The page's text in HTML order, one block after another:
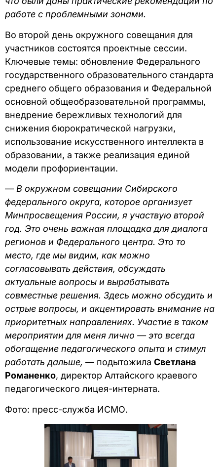
работе с проблемными зонами.
Во второй день окружного совещания для
участников состоятся проектные сессии.
Ключевые темы: обновление Федерального
государственного образовательного стандарта
среднего общего образования и Федеральной
основной общеобразовательной программы,
внедрение бережливых технологий для
снижения бюрократической нагрузки,
использование искусственного интеллекта в
образовании, а также реализация единой
модели профориентации.
— В окружном совещании Сибирского
федерального округа, которое организует
Минпросвещения России, я участвую второй
год. Это очень важная площадка для диалога
регионов и Федерального центра. Это то
место, где мы видим, как можно
согласовывать действия, обсуждать
актуальные вопросы и вырабатывать
совместные решения. Здесь можно обсудить и
острые вопросы, и акцентировать внимание на
приоритетных направлениях. Участие в таком
мероприятии для меня лично — это всегда
обогащение педагогического опыта и стимул
работать дальше, — подытожила Светлана
Романенко, директор Алтайского краевого
педагогического лицея-интерната.
Фото: пресс-служба ИСМО.